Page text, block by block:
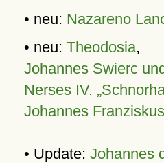
• neu: Nazareno
• neu: Theodosia,
Johannes Swierc
Nerses IV.
Johannes
• Update: Johannes